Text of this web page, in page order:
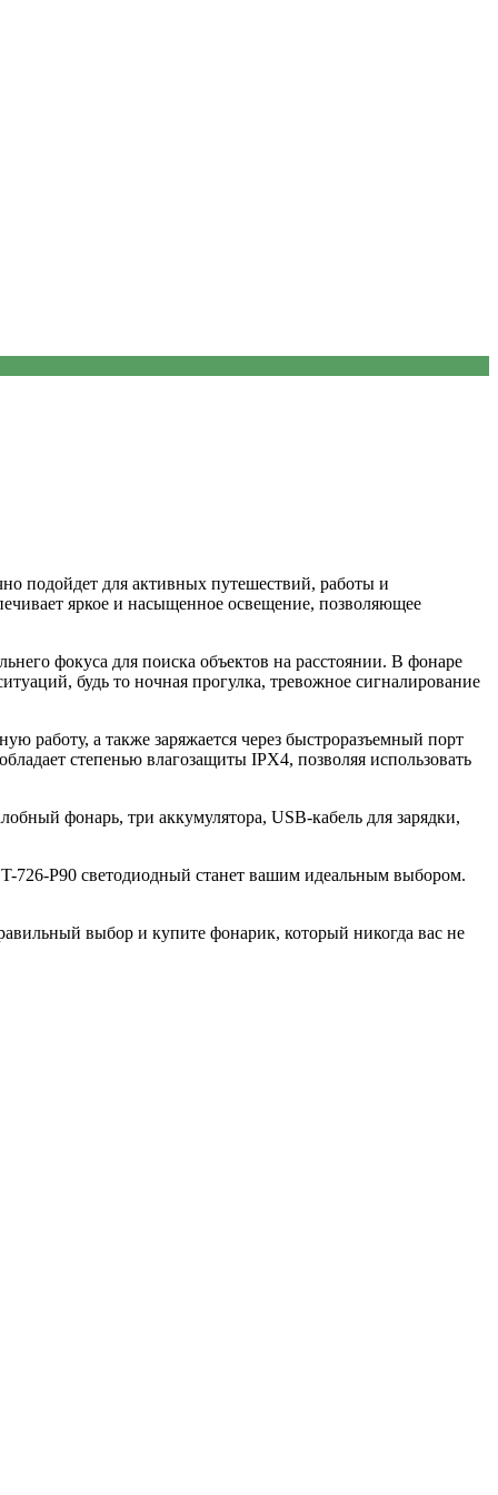
подойдет для активных путешествий, работы и
яркое и насыщенное освещение, позволяющее
фокуса для поиска объектов на расстоянии. В фонаре
будь то ночная прогулка, тревожное сигналирование
работу, а также заряжается через быстроразъемный порт
степенью влагозащиты IPX4, позволяя использовать
фонарь, три аккумулятора, USB-кабель для зарядки,
726-P90 светодиодный станет вашим идеальным выбором.
выбор и купите фонарик, который никогда вас не